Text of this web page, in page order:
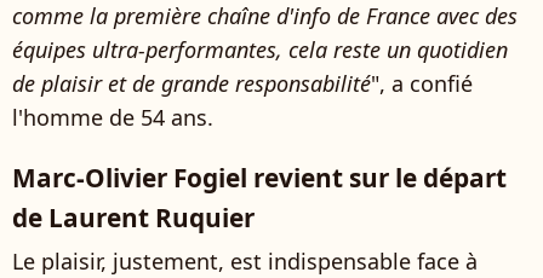
comme la première chaîne d'info de France avec des
équipes ultra-performantes, cela reste un quotidien
de plaisir et de grande responsabilité", a confié
l'homme de 54 ans.
Marc-Olivier Fogiel revient sur le départ
de Laurent Ruquier
Le plaisir, justement, est indispensable face à